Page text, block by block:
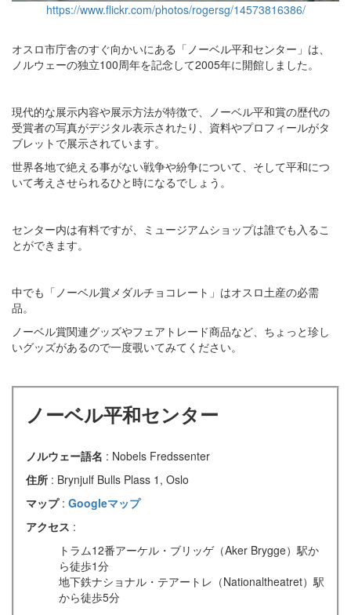
https://www.flickr.com/photos/rogersg/14573816386/
オスロ市庁舎のすぐ向かいにある「ノーベル平和センター」は、
ノルウェーの独立100周年を記念して2005年に開館しました。
現代的な展示内容や展示方法が特徴で、ノーベル平和賞の歴代の
受賞者の写真がデジタル表示されたり、資料やプロフィールがタ
ブレットで展示されています。
世界各地で絶える事がない戦争や紛争について、そして平和につ
いて考えさせられるひと時になるでしょう。
センター内は有料ですが、ミュージアムショップは誰でも入るこ
とができます。
中でも「ノーベル賞メダルチョコレート」はオスロ土産の必需
品。
ノーベル賞関連グッズやフェアトレード商品など、ちょっと珍し
いグッズがあるので一度覗いてみてください。
ノーベル平和センター
ノルウェー語名 : Nobels Fredssenter
住所 : Brynjulf Bulls Plass 1, Oslo
マップ : Googleマップ
アクセス :
トラム12番アーケル・ブリッゲ（Aker Brygge）駅か
ら徒歩1分
地下鉄ナショナル・テアートレ（Nationaltheatret）駅
から徒歩5分